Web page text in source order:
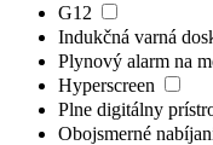
G12
Indukčná varná
Plynový alarm na
Hyperscreen
Plne digitálny
Obojsmerné